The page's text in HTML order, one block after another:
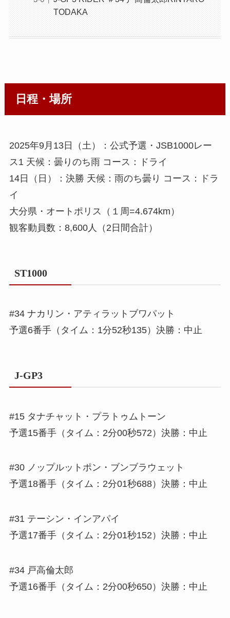
TODAKA
日程・場所
2025年9月13日（土）：公式予選・JSB1000レー
ス1 天候：曇りのち雨 コース：ドライ
14日（日）：決勝 天候：雨のち曇り コース：ドラ
イ
大分県・オートポリス（１周=4.674km）
観客動員数：8,600人（2日間合計）
ST1000
#34 ナカリン・アティラットブワパット
予選6番手（タイム：1分52秒135）決勝：中止
J-GP3
#15 タナチャット・プラトゥムトーン
予選15番手（タイム：2分00秒572）決勝：中止
#30 ノップルットポン・ブンブラウェット
予選18番手（タイム：2分01秒688）決勝：中止
#31 テーシン・インアパイ
予選17番手（タイム：2分01秒152）決勝：中止
#34 戸高倫太郎
予選16番手（タイム：2分00秒650）決勝：中止